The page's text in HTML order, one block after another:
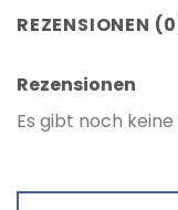
REZENSIONEN
Rezensionen
Es gibt noch keine